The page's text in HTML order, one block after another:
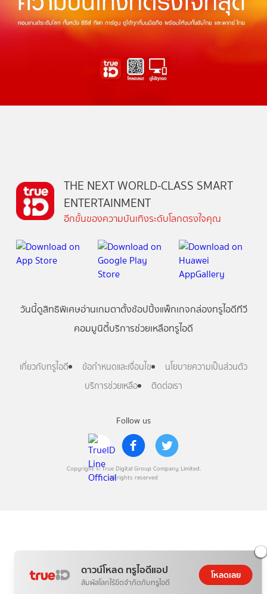
ดาวน์โหลด ทรูไอดีแอป
สัมผัสโลกไร้ขีดจำกัดกับทรูไอดี
โหลดเลย
Follow us
Copyright © True Digital Group Company Limited.
All rights reserved
THE NEXT WORLD-CLASS SMART
ENTERTAINMENT
อีกขั้นของความบันเทิงระดับโลกตรงใจคุณ
วันนี้ดูสิทธิพิเศษอ่านเกมตาตั้งช้อปปิ้งแพ็กเกจกล่องทรูไอดีทีวี
คอมมูนิตี้บริการช่วยเหลือทรูไอดี
เกี่ยวกับทรูไอดี ข้อกำหนดและเงื่อนไข
นโยบายความเป็นส่วนตัว
บริการช่วยเหลือ
ติดต่อเรา